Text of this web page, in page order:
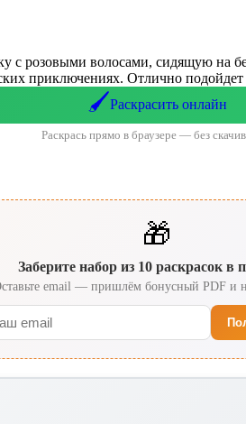
с розовыми волосами, сидящую на
приключениях. Отлично подойдет
🖌️Раскрасить онлайн
Раскрась прямо в браузере — без
🎁
Заберите набор из 10 раскрасок в
email — пришлём бонусный PDF и